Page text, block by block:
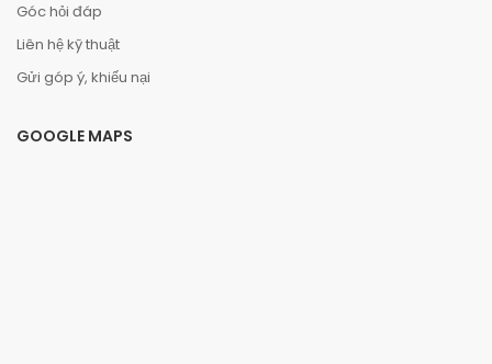
Góc hỏi đáp
Liên hệ kỹ thuật
Gửi góp ý, khiếu nại
GOOGLE MAPS